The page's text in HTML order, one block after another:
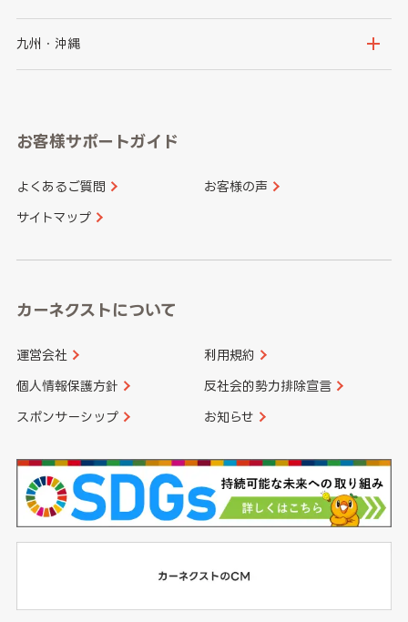
山梨県
愛知県
京都府
和歌山県
鳥取県
山口県
香川県 愛媛県
九州・沖縄
長崎県
大分県 宮崎県
お客様サポートガイド
よくあるご質問 お客様の声
サイトマップ
カーネクストについて
運営会社 利用規約
個人情報保護方針 反社会的勢力排除宣言
スポンサーシップ お知らせ